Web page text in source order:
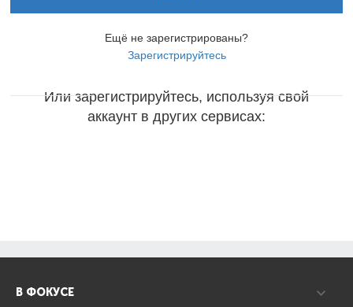
Ещё не зарегистрированы?
Зарегистрируйтесь
Или зарегистрируйтесь, используя свой
аккаунт в других сервисах:
В ФОКУСЕ